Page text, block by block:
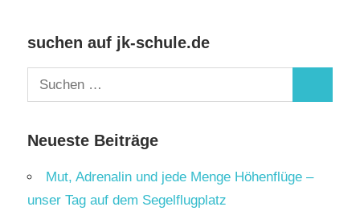
suchen auf jk-schule.de
Suchen
nach:
Neueste Beiträge
Mut, Adrenalin und jede Menge Höhenflüge –
unser Tag auf dem Segelflugplatz